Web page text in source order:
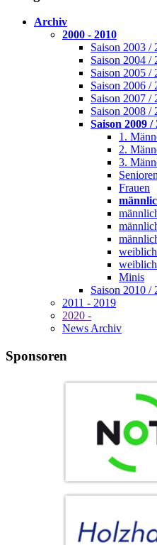
Archiv
2000 - 2010
Saison 2003 /
Saison 2004 /
Saison 2005 /
Saison 2006 /
Saison 2007 /
Saison 2008 /
Saison 2009 /
1.
2.
3.
Senioren
Frauen
Minis
Saison 2010 /
2011 - 2019
2020 -
News Archiv
Sponsoren